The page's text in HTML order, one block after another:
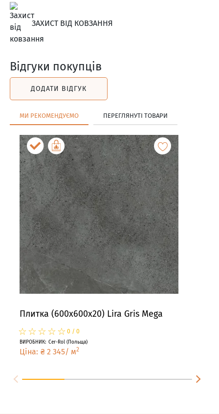
ЗАХИСТ ВІД КОВЗАННЯ
Відгуки покупців
ДОДАТИ ВІДГУК
МИ РЕКОМЕНДУЄМО ПЕРЕГЛЯНУТІ ТОВАРИ
Плитка (600x600x20) Lira Gris Mega
☆
★☆
★☆
★☆
★☆
★ 0 / 0
ВИРОБНИК: Cer-Rol (Польща)
Ціна: ₴ 2 345/ м2